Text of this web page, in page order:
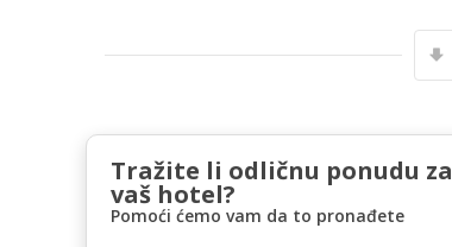
Tražite li odličnu ponudu za
vaš hotel?
Pomoći ćemo vam da to pronađete